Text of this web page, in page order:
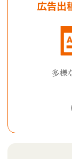
広告出
多様